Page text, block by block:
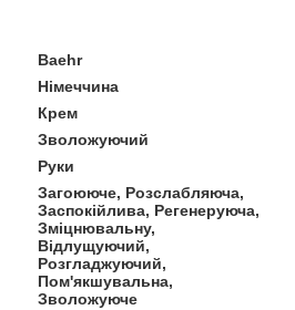
Baehr
Німеччина
Крем
Зволожуючий
Руки
Загоююче, Розслабляюча,
Заспокійлива, Регенеруюча,
Зміцнювальну,
Відлущуючий,
Розгладжуючий,
Пом'якшувальна,
Зволожуюче